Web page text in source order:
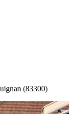
(83300)